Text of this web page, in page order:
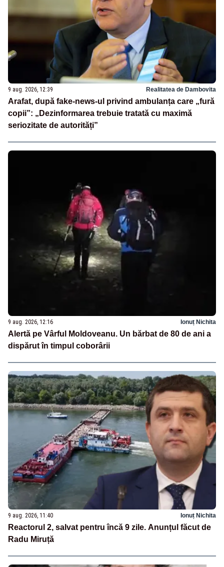
9 aug. 2026, 12:39 Realitatea de Dambovita
Arafat, după fake-news-ul privind ambulanța care „fură
copii”: „Dezinformarea trebuie tratată cu maximă
seriozitate de autorități”
9 aug. 2026, 12:16 Ionuț Nichita
Alertă pe Vârful Moldoveanu. Un bărbat de 80 de ani a
dispărut în timpul coborârii
9 aug. 2026, 11:40 Ionuț Nichita
Reactorul 2, salvat pentru încă 9 zile. Anunțul făcut de
Radu Miruță